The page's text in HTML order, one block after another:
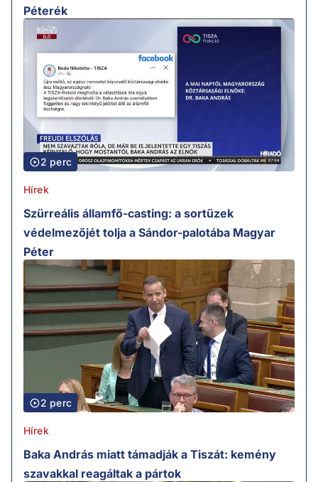
Péterék
2 perc
Hírek
Szürreális államfő-casting: a sortüzek
védelmezőjét tolja a Sándor-palotába Magyar
Péter
2 perc
Hírek
Baka András miatt támadják a Tiszát: kemény
szavakkal reagáltak a pártok